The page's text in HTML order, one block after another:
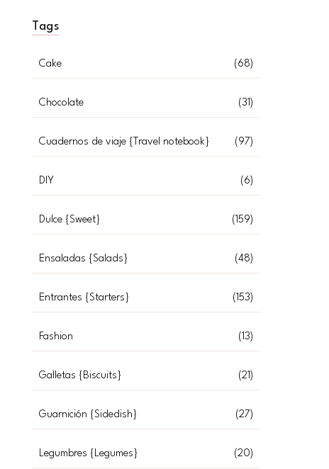
Tags
Cake (68)
Chocolate (31)
Cuadernos de viaje {Travel notebook} (97)
DIY (6)
Dulce {Sweet} (159)
Ensaladas {Salads} (48)
Entrantes {Starters} (153)
Fashion (13)
Galletas {Biscuits} (21)
Guarnición {Sidedish} (27)
Legumbres {Legumes} (20)